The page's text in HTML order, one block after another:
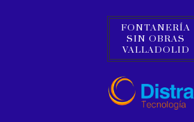
FONTANERÍA
SIN OBRAS
VALLADOLID